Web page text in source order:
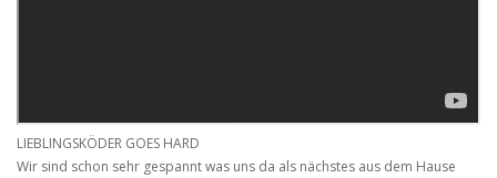
LIEBLINGSKÖDER GOES HARD
Wir sind schon sehr gespannt was uns da als nächstes aus dem Hause